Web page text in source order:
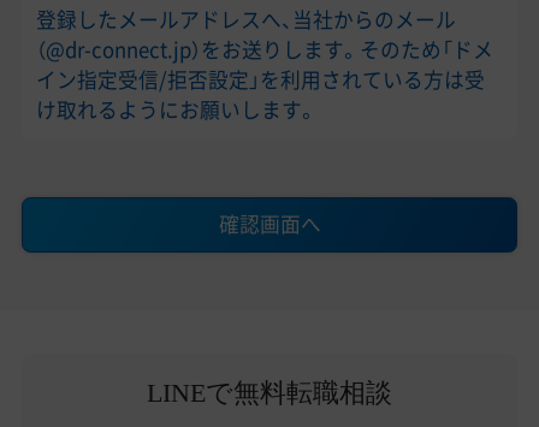
登録したメールアドレスへ、当社からのメール
（@dr-connect.jp）をお送りします。そのため「ドメ
イン指定受信/拒否設定」を利用されている方は受
け取れるようにお願いします。
確認画面へ
LINEで無料転職相談